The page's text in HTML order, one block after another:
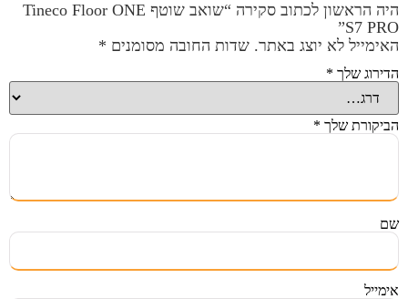
היה הראשון לכתוב סקירה “שואב שוטף Tineco Floor ONE
S7 PRO”
האימייל לא יוצג באתר. שדות החובה מסומנים *
הדירוג שלך *
הביקורת שלך *
שם
אימייל